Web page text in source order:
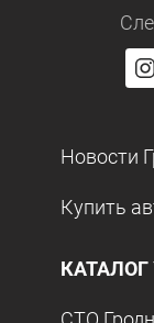
Новости
Купить